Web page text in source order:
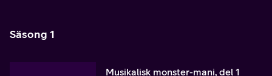
Säsong 1
Musikalisk monster-mani, del 1